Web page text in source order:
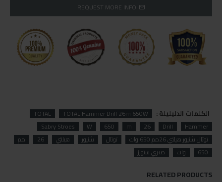
REQUEST MORE INFO
الكلمات الدليليلة : TOTAL Hammer Drill 26m 650W
TOTAL
Hammer
Drill
26
m
650
W
Sabry Stroes
توتال شنيور هيلتي 26مم 650 وات
توتال شنيور هيلتي 26
مم
650
وات صبري ستورز
RELATED PRODUCTS